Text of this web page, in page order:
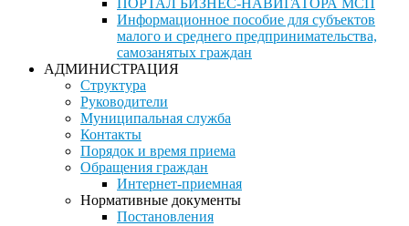
ПОРТАЛ БИЗНЕС-НАВИГАТОРА МСП
Информационное пособие для субъектов
малого и среднего предпринимательства,
самозанятых граждан
АДМИНИСТРАЦИЯ
Структура
Руководители
Муниципальная служба
Контакты
Порядок и время приема
Обращения граждан
Интернет-приемная
Нормативные документы
Постановления